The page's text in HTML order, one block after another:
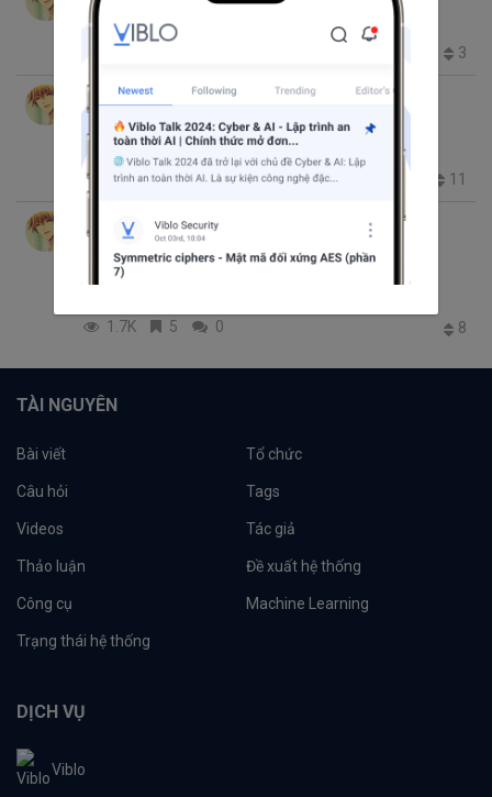
% in ruby
2.1K 3
Tu Ba Duc thg 3 28, 2017 11:03 SA 10 phút đọc
Variables & Scope trong Ruby
Ruby Rails For Beginners Ruby on Rails
8.0K 8 0 11
Tu Ba Duc thg 3 1, 2017 4:29 SA 4 phút đọc
Rails for Beginners: Turbolinks and
Problems
1.7K 5 0 8
TÀI NGUYÊN
Bài viết Tổ chức
Câu hỏi Tags
Videos Tác giả
Thảo luận Đề xuất hệ thống
Công cụ Machine Learning
Trạng thái hệ thống
DỊCH VỤ
Viblo